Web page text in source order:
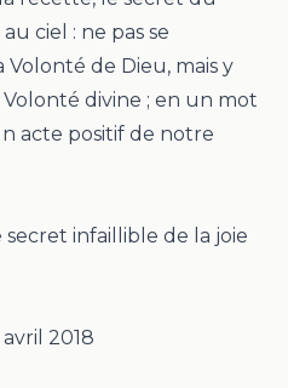
ciel : ne pas se
de Dieu, mais y
Volonté divine ; en un mot
acte positif de notre
infaillible de la joie
avril 2018